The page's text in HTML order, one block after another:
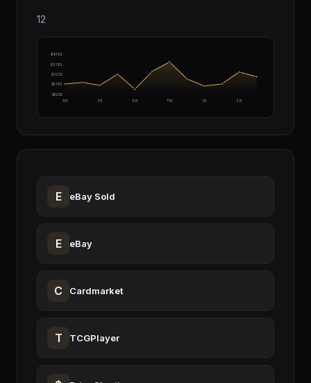
12
$2252
$2762
$3272
$3782
$4292
5月 7月 9月 11月 1月 3月
E eBay Sold
E eBay
C Cardmarket
T TCGPlayer